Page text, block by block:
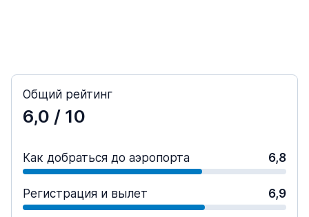
Общий рейтинг
6,0 / 10
Как добраться до аэропорта 6,8
Регистрация и вылет 6,9